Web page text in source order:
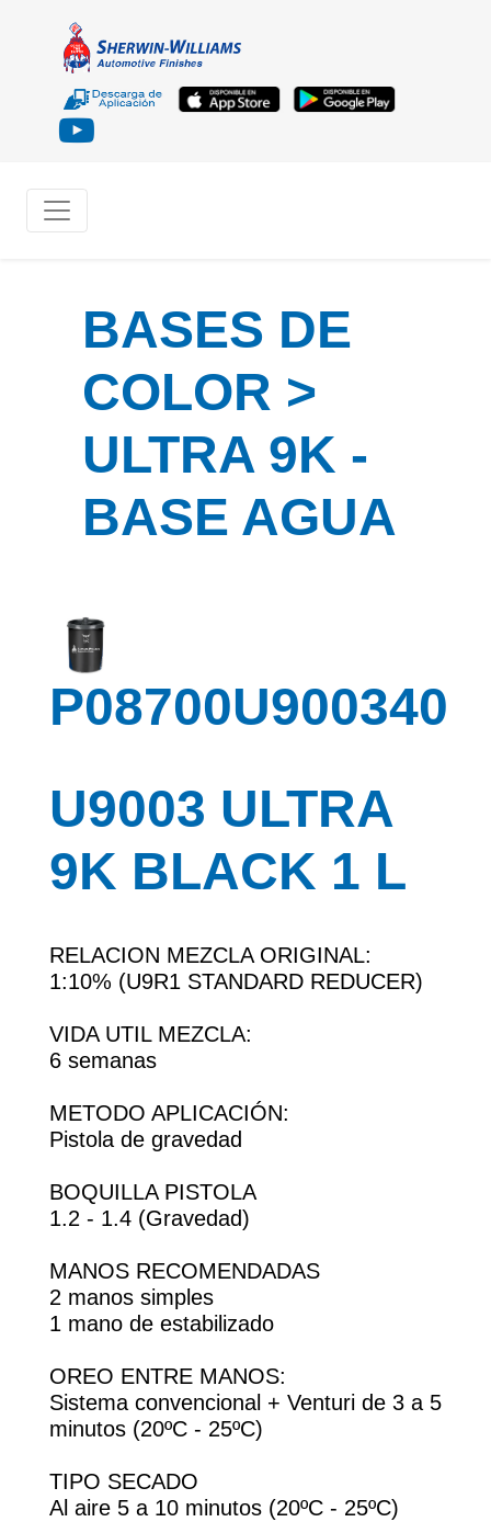
BASES DE
COLOR >
ULTRA 9K -
BASE AGUA
P08700U900340
U9003 ULTRA
9K BLACK 1 L
RELACION MEZCLA ORIGINAL:
1:10% (U9R1 STANDARD REDUCER)
VIDA UTIL MEZCLA:
6 semanas
METODO APLICACIÓN:
Pistola de gravedad
BOQUILLA PISTOLA
1.2 - 1.4 (Gravedad)
MANOS RECOMENDADAS
2 manos simples
1 mano de estabilizado
OREO ENTRE MANOS:
Sistema convencional + Venturi de 3 a 5
minutos (20ºC - 25ºC)
TIPO SECADO
Al aire 5 a 10 minutos (20ºC - 25ºC)